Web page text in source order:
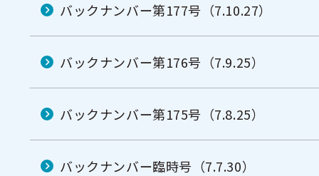
バックナンバー第177号（7.10.27）
バックナンバー第176号（7.9.25）
バックナンバー第175号（7.8.25）
バックナンバー臨時号（7.7.30）